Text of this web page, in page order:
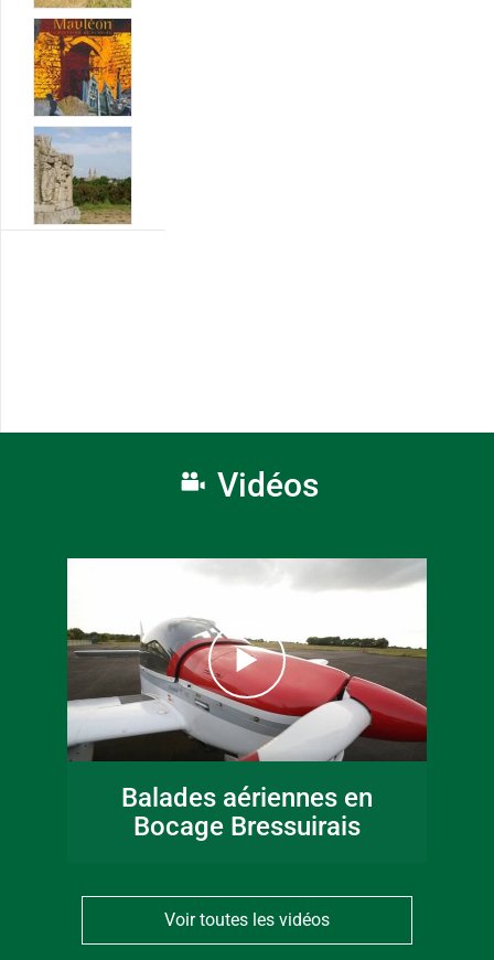
Vidéos
Balades aériennes en
Bocage Bressuirais
Voir toutes les vidéos